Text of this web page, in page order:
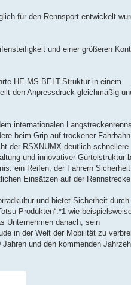
für den Rennsport entwickelt
und einer größeren
HE-MS-BELT-Struktur in einem
den Anpressdruck gleichmäßig
internationalen
beim Grip auf trockener
der RSXNUMX deutlich schnellere
und innovativer Gürtelstruktur
ein Reifen, der Fahrern
Einsätzen auf der Rennstrecke.
und bietet Sicherheit durch
Produkten“.*1 wie
Unternehmen danach, sein
in der Welt der Mobilität zu
und den kommenden